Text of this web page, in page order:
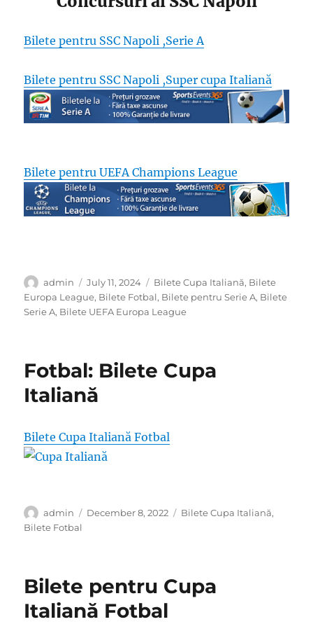
Bilete pentru SSC Napoli ,Serie A
Bilete pentru SSC Napoli ,Super cupa Italiană
Bilete pentru UEFA Champions League
Author
admin
Posted
on
July 11, 2024 Categories
Bilete Cupa Italiană, Bilete
Europa League, Bilete Fotbal, Bilete pentru Serie A, Bilete
Serie A, Bilete UEFA Europa League
Fotbal: Bilete Cupa
Italiană
Bilete Cupa Italiană Fotbal
Author
admin
Posted
December 8, 2022 Categories
Bilete Cupa Italiană,
Bilete Fotbal
Bilete pentru Cupa
Italiană Fotbal